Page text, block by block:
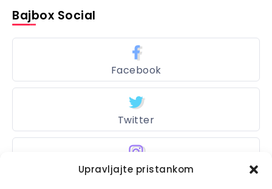
Upravljajte pristankom
Bajbox Social
Facebook
Twitter
Instagram